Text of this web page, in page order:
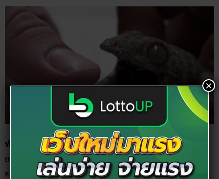
ทำนายว่า
เจ็บ! เจ็บในที่นี้คือ เจ็บใจนะ เพราะอาจจะโดนคนที่มี
ยศตำแหน่งสูงกว่าในที่ทำงานรังแก ถ้าทนไม่ได้ก็ชูสามนิ้วใส่
ตะเบ๊ะแล้วยกมือขึ้นพร้อมบอกว่า ได้ครับพี่ โอเคครับผม เอาน่า
×